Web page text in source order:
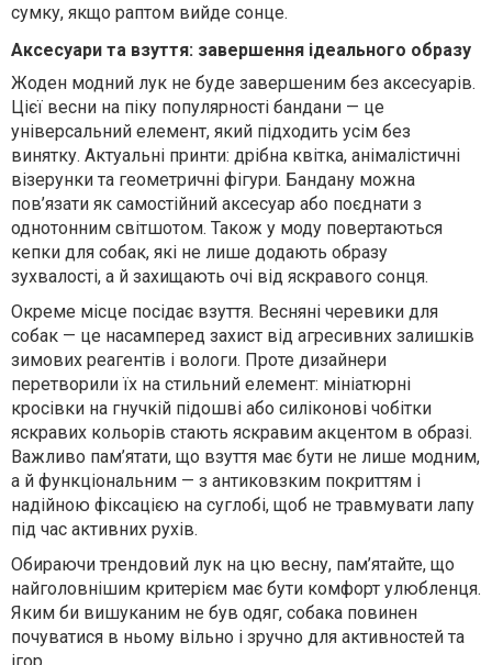
сумку, якщо раптом вийде сонце.
Аксесуари та взуття: завершення ідеального образу
Жоден модний лук не буде завершеним без аксесуарів.
Цієї весни на піку популярності бандани — це
універсальний елемент, який підходить усім без
винятку. Актуальні принти: дрібна квітка, анімалістичні
візерунки та геометричні фігури. Бандану можна
пов’язати як самостійний аксесуар або поєднати з
однотонним світшотом. Також у моду повертаються
кепки для собак, які не лише додають образу
зухвалості, а й захищають очі від яскравого сонця.
Окреме місце посідає взуття. Весняні черевики для
собак — це насамперед захист від агресивних залишків
зимових реагентів і вологи. Проте дизайнери
перетворили їх на стильний елемент: мініатюрні
кросівки на гнучкій підошві або силіконові чобітки
яскравих кольорів стають яскравим акцентом в образі.
Важливо пам’ятати, що взуття має бути не лише модним,
а й функціональним — з антиковзким покриттям і
надійною фіксацією на суглобі, щоб не травмувати лапу
під час активних рухів.
Обираючи трендовий лук на цю весну, пам’ятайте, що
найголовнішим критерієм має бути комфорт улюбленця.
Яким би вишуканим не був одяг, собака повинен
почуватися в ньому вільно і зручно для активностей та
ігор.